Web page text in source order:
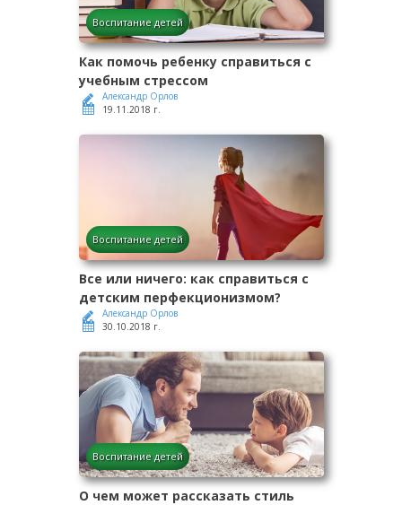
Воспитание детей
Как помочь ребенку справиться с
учебным стрессом
Александр Орлов
19.11.2018 г.
Воспитание детей
Все или ничего: как справиться с
детским перфекционизмом?
Александр Орлов
30.10.2018 г.
Воспитание детей
О чем может рассказать стиль